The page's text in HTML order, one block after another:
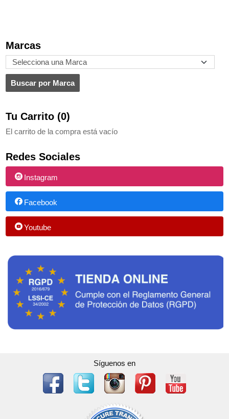
Marcas
Tu Carrito (0)
El carrito de la compra está vacío
Redes Sociales
Instagram
Facebook
Youtube
Síguenos en